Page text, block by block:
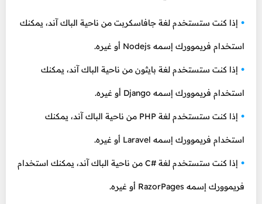
إذا كنت ستستخدم لغة جافاسكربت من ناحية الباك آند، يمكنك
استخدام فريموورك إسمه Nodejs أو غيره.
إذا كنت ستستخدم لغة بايثون من ناحية الباك آند، يمكنك
استخدام فريموورك إسمه Django أو غيره.
إذا كنت ستستخدم لغة PHP من ناحية الباك آند، يمكنك
استخدام فريموورك إسمه Laravel أو غيره.
إذا كنت ستستخدم لغة #C من ناحية الباك آند، يمكنك استخدام
فريموورك إسمه RazorPages أو غيره.